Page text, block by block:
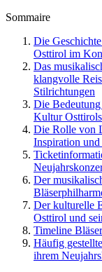
Sommaire
Die
Osttirol im
Das
klangvolle
Stilrichtungen
Die
Kultur
Die Rolle von
Inspiration
Der
Der kulturelle
Osttirol und
Timeline
Häufig
ihrem